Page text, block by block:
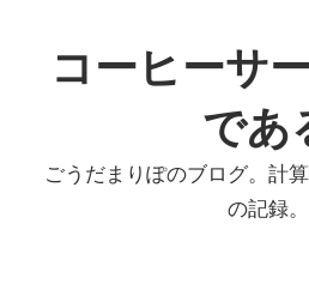
ン
テ
へ
コーヒーサ
であ
ごうだまりぽのブログ。計
の記録。